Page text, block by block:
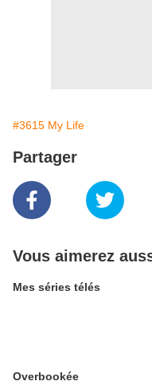
#3615 My Life
Partager
Vous aimerez
Mes séries télés
Overbookée